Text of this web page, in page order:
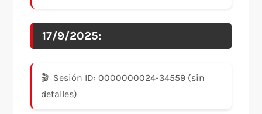
17/9/2025:
Sesión ID: 0000000024-34559 (sin
detalles)